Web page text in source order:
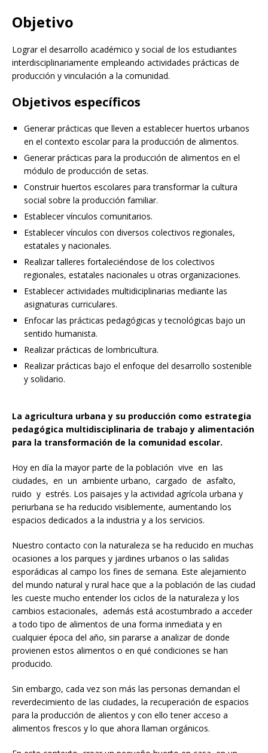
Objetivo
Lograr el desarrollo académico y social de los estudiantes
interdisciplinariamente empleando actividades prácticas de
producción y vinculación a la comunidad.
Objetivos específicos
Generar prácticas que lleven a establecer huertos urbanos
en el contexto escolar para la producción de alimentos.
Generar prácticas para la producción de alimentos en el
módulo de producción de setas.
Construir huertos escolares para transformar la cultura
social sobre la producción familiar.
Establecer vínculos comunitarios.
Establecer vínculos con diversos colectivos regionales,
estatales y nacionales.
Realizar talleres fortaleciéndose de los colectivos
regionales, estatales nacionales u otras organizaciones.
Establecer actividades multidiciplinarias mediante las
asignaturas curriculares.
Enfocar las prácticas pedagógicas y tecnológicas bajo un
sentido humanista.
Realizar prácticas de lombricultura.
Realizar prácticas bajo el enfoque del desarrollo sostenible
y solidario.
La agricultura urbana y su producción como estrategia
pedagógica multidisciplinaria de trabajo y alimentación
para la transformación de la comunidad escolar.
Hoy en día la mayor parte de la población vive en las
ciudades, en un ambiente urbano, cargado de asfalto,
ruido y estrés. Los paisajes y la actividad agrícola urbana y
periurbana se ha reducido visiblemente, aumentando los
espacios dedicados a la industria y a los servicios.
Nuestro contacto con la naturaleza se ha reducido en muchas
ocasiones a los parques y jardines urbanos o las salidas
esporádicas al campo los fines de semana. Este alejamiento
del mundo natural y rural hace que a la población de las ciudad
les cueste mucho entender los ciclos de la naturaleza y los
cambios estacionales, además está acostumbrado a acceder
a todo tipo de alimentos de una forma inmediata y en
cualquier época del año, sin pararse a analizar de donde
provienen estos alimentos o en qué condiciones se han
producido.
Sin embargo, cada vez son más las personas demandan el
reverdecimiento de las ciudades, la recuperación de espacios
para la producción de alientos y con ello tener acceso a
alimentos frescos y lo que ahora llaman orgánicos.